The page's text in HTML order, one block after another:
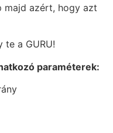
majd azért, hogy azt
te a GURU!
paraméterek: